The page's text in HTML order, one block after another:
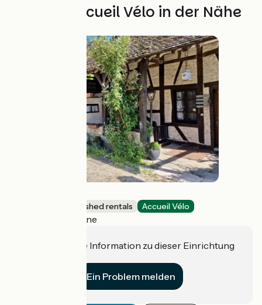
Weitere Accueil Vélo in der Nähe
Lodgings and furnished rentals Accueil Vélo
Gigny-sur-Saône
Haben Sie eine Information zu dieser Einrichtung
Ein Problem melden